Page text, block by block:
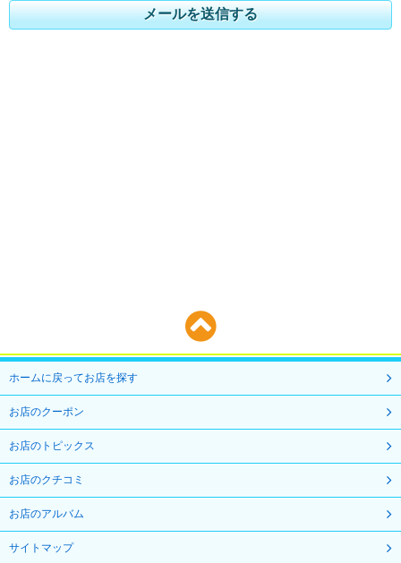
当社は、ご本人に関する情報をご本人の同意なしに第三者に委託または
提供することはありません。
株式会社キャンパスライフドットコム 個人情報お問い合せ窓口
ご提供いただく情報の任意性
個人情報のご提供は任意ですが、同意を頂けない場合には、第3項にあ
ります利用目的が達成できない事をご了承いただくこととなります。
当社Webサイトの運営について
当社サイトでは、ご本人が当社Webサイトを再度訪問されたときなど
術を使用することがあります。これは、ご本人のコンピュータが当社
サイトにおいてご自身の個人情報を入力されない限りご本人ご自身を特
メールを送信する
ホームに戻ってお店を探す
お店のクーポン
お店のトピックス
お店のクチコミ
お店のアルバム
サイトマップ